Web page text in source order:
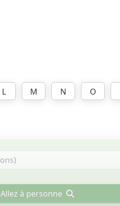
L M N O
Allez à personne